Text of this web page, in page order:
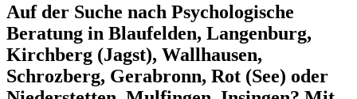
Auf der Suche nach Psychologische
Beratung in Blaufelden, Langenburg,
Kirchberg (Jagst), Wallhausen,
Schrozberg, Gerabronn, Rot (See) oder